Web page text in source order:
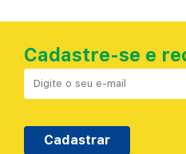
Cadastre-se e
Cadastrar